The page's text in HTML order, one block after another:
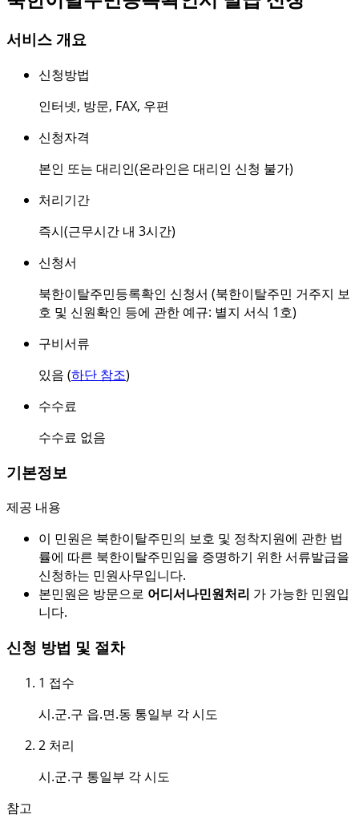
서비스 개요
신청방법
인터넷, 방문, FAX, 우편
신청자격
본인 또는 대리인(온라인은 대리인 신청 불가)
처리기간
즉시(근무시간 내 3시간)
신청서
북한이탈주민등록확인 신청서 (북한이탈주민 거주지 보
호 및 신원확인 등에 관한 예규: 별지 서식 1호)
구비서류
있음 (하단 참조)
수수료
수수료 없음
기본정보
제공 내용
이 민원은 북한이탈주민의 보호 및 정착지원에 관한 법
률에 따른 북한이탈주민임을 증명하기 위한 서류발급을
신청하는 민원사무입니다.
본민원은 방문으로 어디서나민원처리 가 가능한 민원입
니다.
신청 방법 및 절차
1 접수
시.군.구 읍.면.동 통일부 각 시도
2 처리
시.군.구 통일부 각 시도
참고